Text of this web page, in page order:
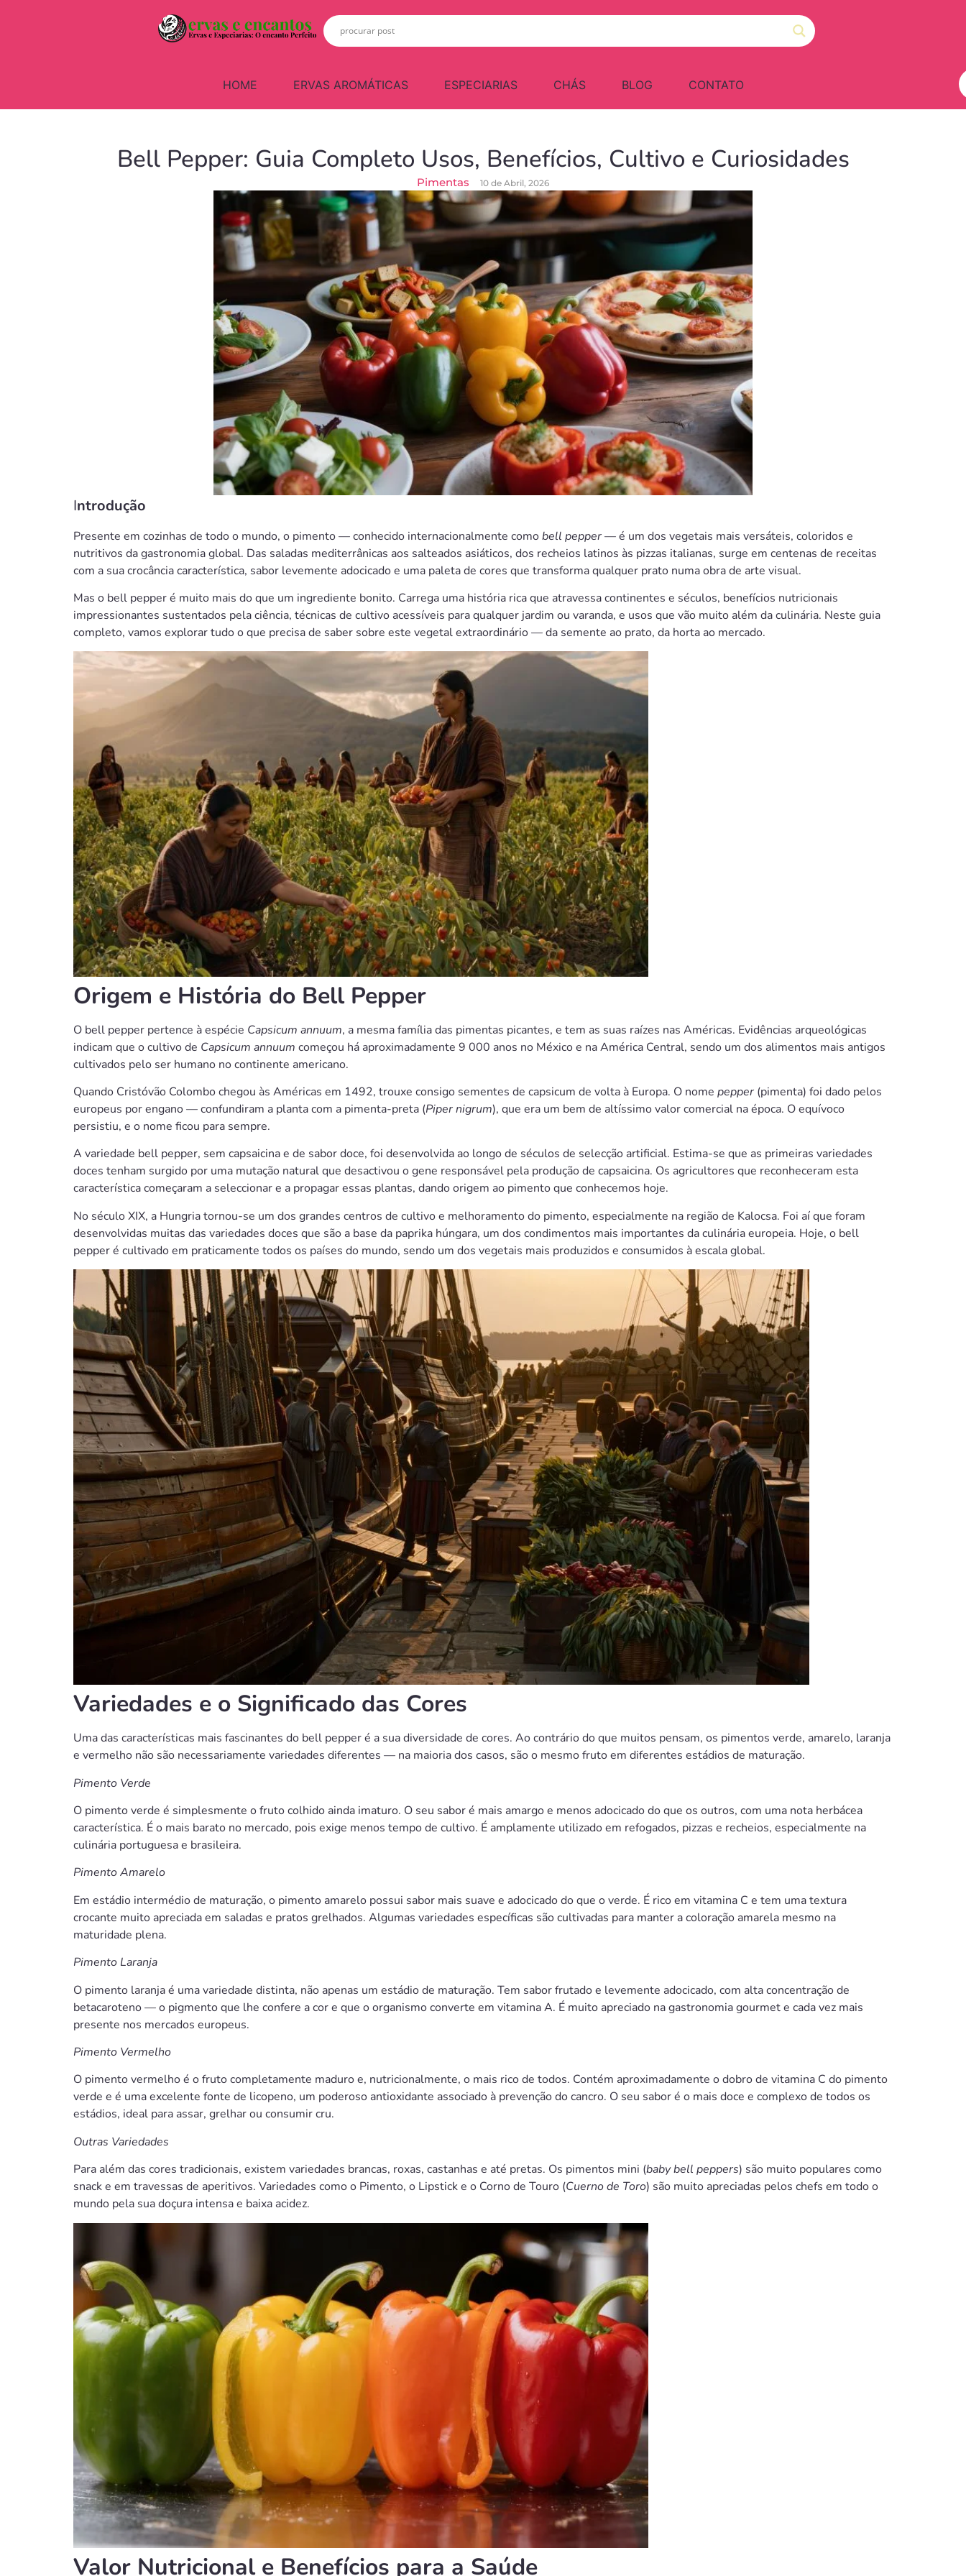
HOME ERVAS AROMÁTICAS ESPECIARIAS CHÁS BLOG CONTATO
Bell Pepper: Guia Completo Usos, Benefícios, Cultivo e Curiosidades
Pimentas 10 de Abril, 2026
Introdução
Presente em cozinhas de todo o mundo, o pimento — conhecido internacionalmente comobell pepper— é um dos vegetais mais versáteis, coloridos e
nutritivos da gastronomia global. Das saladas mediterrânicas aos salteados asiáticos, dos recheios latinos às pizzas italianas, surge em centenas de receitas
com a sua crocância característica, sabor levemente adocicado e uma paleta de cores que transforma qualquer prato numa obra de arte visual.
Mas o bell pepper é muito mais do que um ingrediente bonito. Carrega uma história rica que atravessa continentes e séculos, benefícios nutricionais
impressionantes sustentados pela ciência, técnicas de cultivo acessíveis para qualquer jardim ou varanda, e usos que vão muito além da culinária. Neste guia
completo, vamos explorar tudo o que precisa de saber sobre este vegetal extraordinário — da semente ao prato, da horta ao mercado.
Origem e História do Bell Pepper
O bell pepper pertence à espécie Capsicum annuum, a mesma família das pimentas picantes, e tem as suas raízes nas Américas. Evidências arqueológicas
indicam que o cultivo de Capsicum annuum começou há aproximadamente 9 000 anos no México e na América Central, sendo um dos alimentos mais antigos
cultivados pelo ser humano no continente americano.
Quando Cristóvão Colombo chegou às Américas em 1492, trouxe consigo sementes de capsicum de volta à Europa. O nome pepper (pimenta) foi dado pelos
europeus por engano — confundiram a planta com a pimenta-preta (Piper nigrum), que era um bem de altíssimo valor comercial na época. O equívoco
persistiu, e o nome ficou para sempre.
A variedade bell pepper, sem capsaicina e de sabor doce, foi desenvolvida ao longo de séculos de selecção artificial. Estima-se que as primeiras variedades
doces tenham surgido por uma mutação natural que desactivou o gene responsável pela produção de capsaicina. Os agricultores que reconheceram esta
característica começaram a seleccionar e a propagar essas plantas, dando origem ao pimento que conhecemos hoje.
No século XIX, a Hungria tornou-se um dos grandes centros de cultivo e melhoramento do pimento, especialmente na região de Kalocsa. Foi aí que foram
desenvolvidas muitas das variedades doces que são a base da paprika húngara, um dos condimentos mais importantes da culinária europeia. Hoje, o bell
pepper é cultivado em praticamente todos os países do mundo, sendo um dos vegetais mais produzidos e consumidos à escala global.
Variedades e o Significado das Cores
Uma das características mais fascinantes do bell pepper é a sua diversidade de cores. Ao contrário do que muitos pensam, os pimentos verde, amarelo, laranja
e vermelho não são necessariamente variedades diferentes — na maioria dos casos, são o mesmo fruto em diferentes estádios de maturação.
Pimento Verde
O pimento verde é simplesmente o fruto colhido ainda imaturo. O seu sabor é mais amargo e menos adocicado do que os outros, com uma nota herbácea
característica. É o mais barato no mercado, pois exige menos tempo de cultivo. É amplamente utilizado em refogados, pizzas e recheios, especialmente na
culinária portuguesa e brasileira.
Pimento Amarelo
Em estádio intermédio de maturação, o pimento amarelo possui sabor mais suave e adocicado do que o verde. É rico em vitamina C e tem uma textura
crocante muito apreciada em saladas e pratos grelhados. Algumas variedades específicas são cultivadas para manter a coloração amarela mesmo na
maturidade plena.
Pimento Laranja
O pimento laranja é uma variedade distinta, não apenas um estádio de maturação. Tem sabor frutado e levemente adocicado, com alta concentração de
betacaroteno — o pigmento que lhe confere a cor e que o organismo converte em vitamina A. É muito apreciado na gastronomia gourmet e cada vez mais
presente nos mercados europeus.
Pimento Vermelho
O pimento vermelho é o fruto completamente maduro e, nutricionalmente, o mais rico de todos. Contém aproximadamente o dobro de vitamina C do pimento
verde e é uma excelente fonte de licopeno, um poderoso antioxidante associado à prevenção do cancro. O seu sabor é o mais doce e complexo de todos os
estádios, ideal para assar, grelhar ou consumir cru.
Outras Variedades
Para além das cores tradicionais, existem variedades brancas, roxas, castanhas e até pretas. Os pimentos mini (baby bell peppers) são muito populares como
snack e em travessas de aperitivos. Variedades como o Pimento, o Lipstick e o Corno de Touro (Cuerno de Toro) são muito apreciadas pelos chefs em todo o
mundo pela sua doçura intensa e baixa acidez.
Valor Nutricional e Benefícios para a Saúde